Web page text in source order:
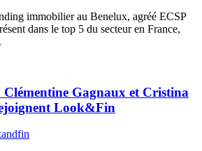
immobilier au Benelux, agréé ECSP
dans le top 5 du secteur en France,
Clémentine Gagnaux et Cristina
Look&Fin